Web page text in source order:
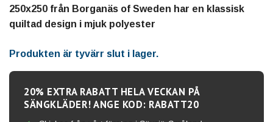
250x250 från Borganäs of Sweden har en klassisk
quiltad design i mjuk polyester
Produkten är tyvärr slut i lager.
20% EXTRA RABATT HELA VECKAN PÅ
SÄNGKLÄDER! ANGE KOD: RABATT20